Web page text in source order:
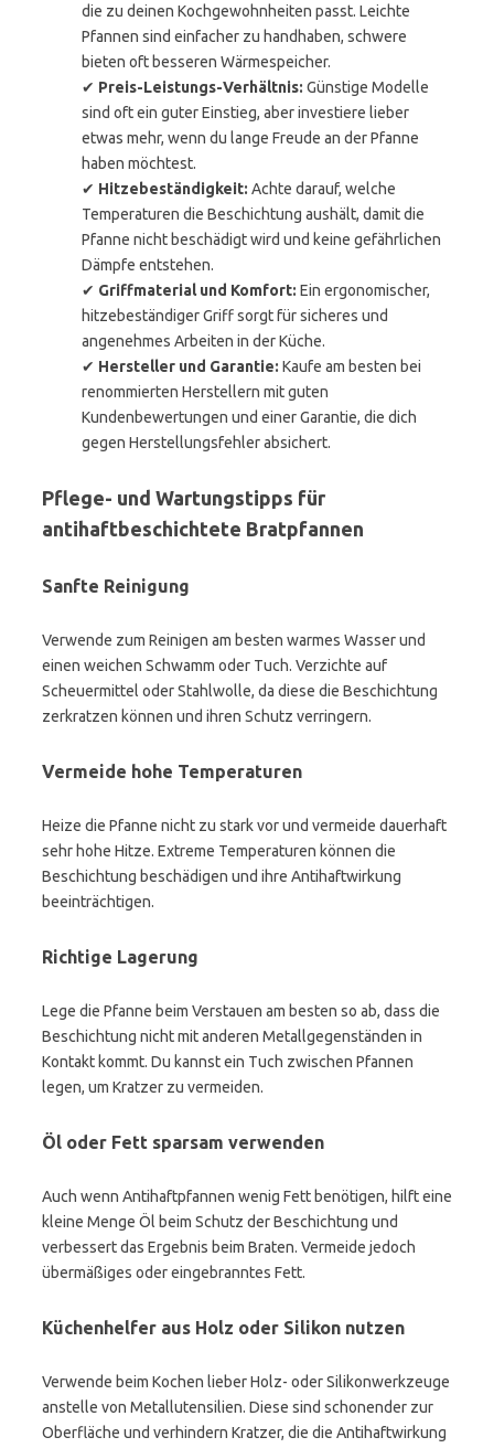
die zu deinen Kochgewohnheiten passt. Leichte
Pfannen sind einfacher zu handhaben, schwere
bieten oft besseren Wärmespeicher.
✔ Preis-Leistungs-Verhältnis: Günstige Modelle
sind oft ein guter Einstieg, aber investiere lieber
etwas mehr, wenn du lange Freude an der Pfanne
haben möchtest.
✔ Hitzebeständigkeit: Achte darauf, welche
Temperaturen die Beschichtung aushält, damit die
Pfanne nicht beschädigt wird und keine gefährlichen
Dämpfe entstehen.
✔ Griffmaterial und Komfort: Ein ergonomischer,
hitzebeständiger Griff sorgt für sicheres und
angenehmes Arbeiten in der Küche.
✔ Hersteller und Garantie: Kaufe am besten bei
renommierten Herstellern mit guten
Kundenbewertungen und einer Garantie, die dich
gegen Herstellungsfehler absichert.
Pflege- und Wartungstipps für
antihaftbeschichtete Bratpfannen
Sanfte Reinigung
Verwende zum Reinigen am besten warmes Wasser und
einen weichen Schwamm oder Tuch. Verzichte auf
Scheuermittel oder Stahlwolle, da diese die Beschichtung
zerkratzen können und ihren Schutz verringern.
Vermeide hohe Temperaturen
Heize die Pfanne nicht zu stark vor und vermeide dauerhaft
sehr hohe Hitze. Extreme Temperaturen können die
Beschichtung beschädigen und ihre Antihaftwirkung
beeinträchtigen.
Richtige Lagerung
Lege die Pfanne beim Verstauen am besten so ab, dass die
Beschichtung nicht mit anderen Metallgegenständen in
Kontakt kommt. Du kannst ein Tuch zwischen Pfannen
legen, um Kratzer zu vermeiden.
Öl oder Fett sparsam verwenden
Auch wenn Antihaftpfannen wenig Fett benötigen, hilft eine
kleine Menge Öl beim Schutz der Beschichtung und
verbessert das Ergebnis beim Braten. Vermeide jedoch
übermäßiges oder eingebranntes Fett.
Küchenhelfer aus Holz oder Silikon nutzen
Verwende beim Kochen lieber Holz- oder Silikonwerkzeuge
anstelle von Metallutensilien. Diese sind schonender zur
Oberfläche und verhindern Kratzer, die die Antihaftwirkung